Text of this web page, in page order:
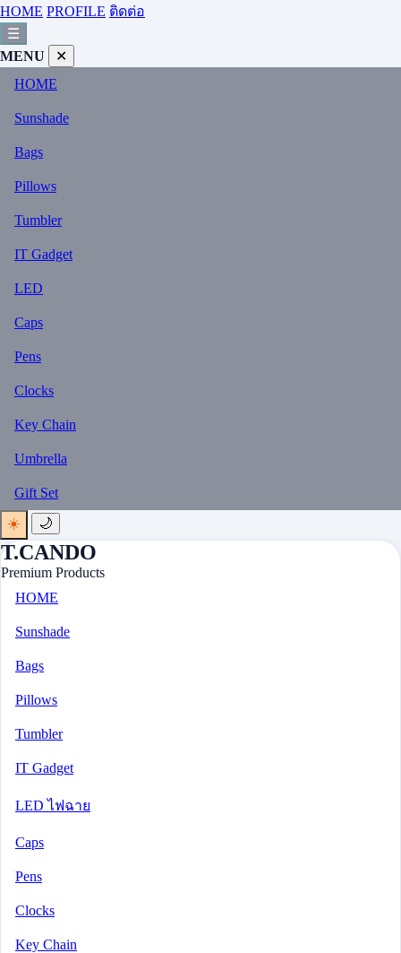
HOME PROFILE ติดต่อ
☰
MENU
✕
HOME
Sunshade
Bags
Pillows
Tumbler
IT Gadget
LED
Caps
Pens
Clocks
Key Chain
Umbrella
Gift Set
☀️
🌙
T.CANDO
Premium Products
HOME
Sunshade
Bags
Pillows
Tumbler
IT Gadget
LED ไฟฉาย
Caps
Pens
Clocks
Key Chain